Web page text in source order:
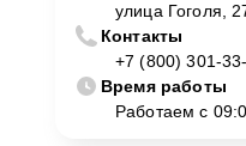
улица Гоголя,
Контакты
+7 (800) 301-
Время работы
Работаем с